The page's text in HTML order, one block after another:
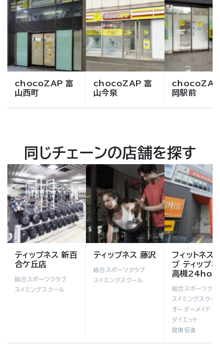
chocoZAP 富
山西町
chocoZAP 富
山今泉
chocoZAP
岡駅前
同じチェーンの店舗を探す
ティップネス 新百
合ケ丘店
総合スポーツクラブ
スイミングスクール
ティップネス 藤沢
総合スポーツクラブ
スイミングスクール
フィットネス
ブ ティップ
高槻
総合スポーツクラ
スイミングスクー
オーダーメイド
ダイエット
健康促進